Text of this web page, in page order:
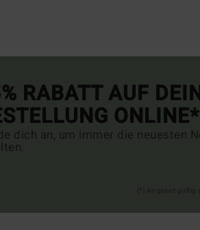
RABATT AUF
ONLINE*
dich an, um immer die neuesten